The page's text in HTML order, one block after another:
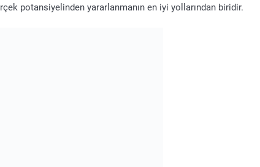
potansiyelinden yararlanmanın en iyi yollarından biridir.